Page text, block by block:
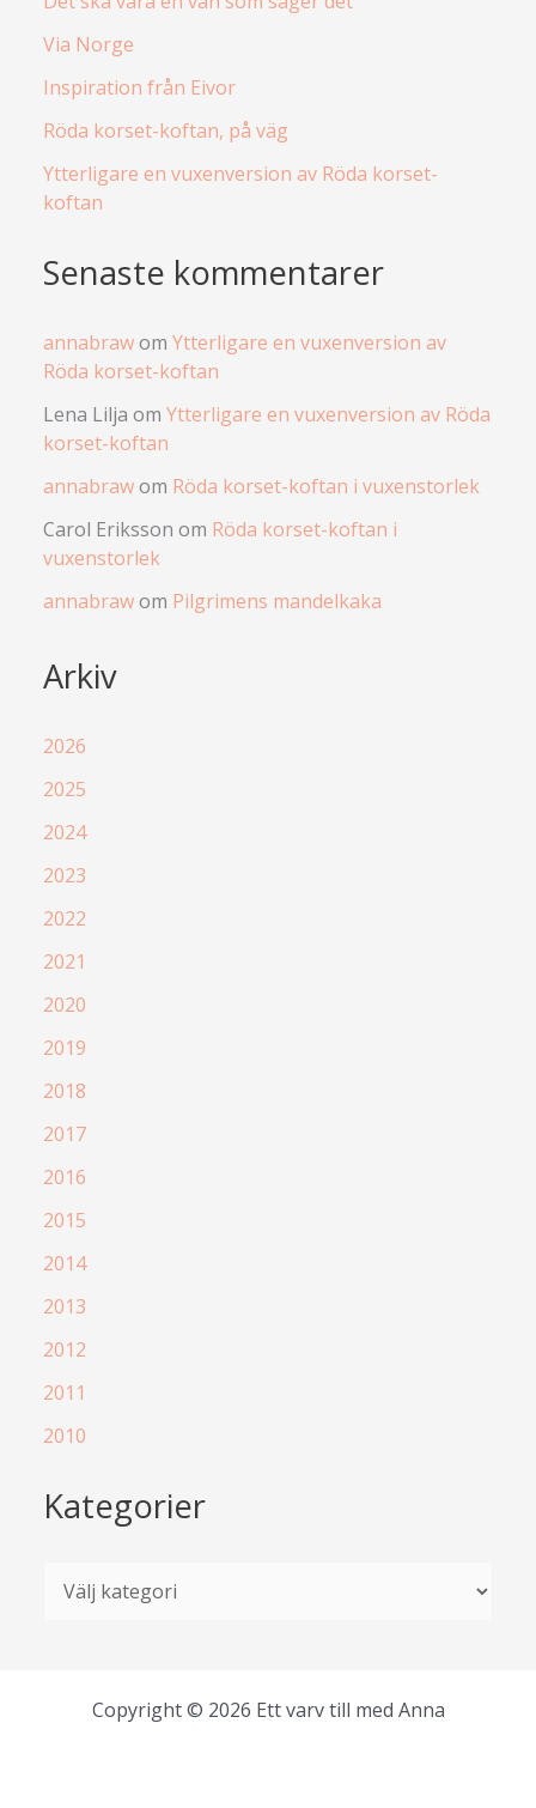
Via Norge
Inspiration från Eivor
Röda korset-koftan, på väg
Ytterligare en vuxenversion av Röda korset-
koftan
Senaste kommentarer
annabrawom Ytterligare en vuxenversion av
Röda korset-koftan
Lena Lilja om Ytterligare en vuxenversion av Röda
korset-koftan
annabrawom Röda korset-koftan i vuxenstorlek
Carol Eriksson om Röda korset-koftan i
vuxenstorlek
annabrawom Pilgrimens mandelkaka
Arkiv
2026
2025
2024
2023
2022
2021
2020
2019
2018
2017
2016
2015
2014
2013
2012
2011
2010
Kategorier
Copyright © 2026 Ett varv till med Anna